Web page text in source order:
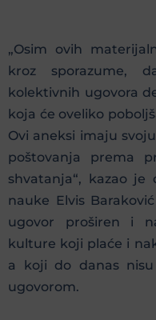
„Osim ovih
kroz sporazume,
kolektivnih ugovora
koja će oveliko
Ovi aneksi imaju
poštovanja prema
shvatanja“, kazao je
nauke Elvis
ugovor proširen i
kulture koji plaće i
a koji do danas
ugovorom.